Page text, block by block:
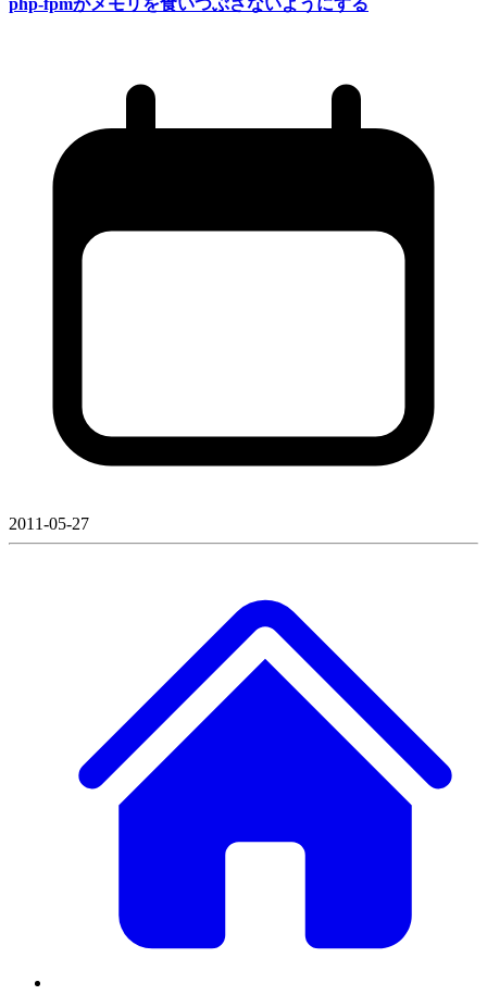
php-fpmがメモリを食いつぶさないようにする
2011-05-27